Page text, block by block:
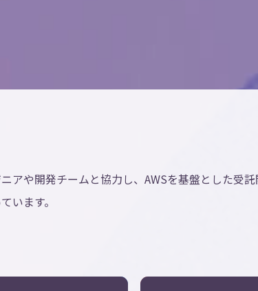
アや開発チームと協力し、AWSを基盤とした受
います。